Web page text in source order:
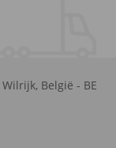
Wilrijk, België - BE